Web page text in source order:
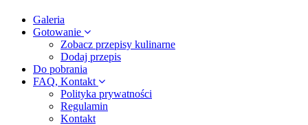
Galeria
Gotowanie
Zobacz przepisy kulinarne
Dodaj przepis
Do pobrania
FAQ, Kontakt
Polityka prywatności
Regulamin
Kontakt